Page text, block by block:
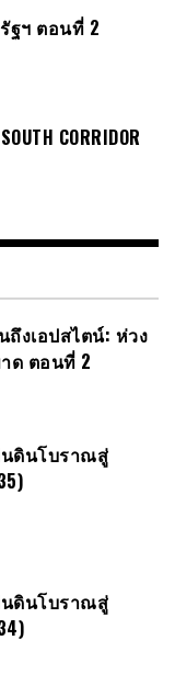
ฐฯ ตอนที่ 2
CORRIDOR
ถึงเอปสไตน์: ห่วง
ด ตอนที่ 2
นดินโบราณสู่
นดินโบราณสู่